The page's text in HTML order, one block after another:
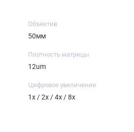
Объектив
50мм
Плотность матрицы
12um
Цифровое увеличение
1x / 2x / 4x / 8x